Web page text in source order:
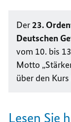
Der 23.
Deutschen
vom 10. bis
Motto
über den
Lesen Sie